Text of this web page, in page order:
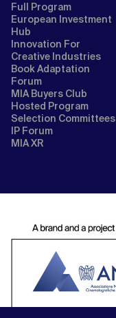
Full Program
European Investment
Hub
Innovation For
Creative Industries
Book Adaptation
Forum
MIA Buyers Club
Hosted Program
Selection Committees
IP Forum
MIA XR